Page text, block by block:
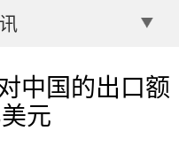
中国的出口额
元